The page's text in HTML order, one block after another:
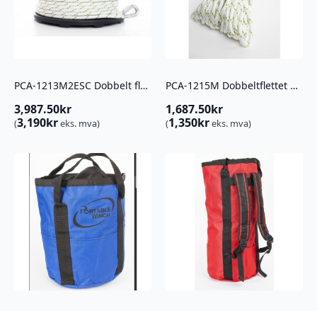
PCA-1213M2ESC Dobbelt flettet polyestertau m/ kauser 12mm x 100m
3,987.50kr
(3,190kreks. mva)
PCA-1215M Dobbeltflettet polyestertau 12mm x 50m
1,687.50kr
(1,350kreks. mva)